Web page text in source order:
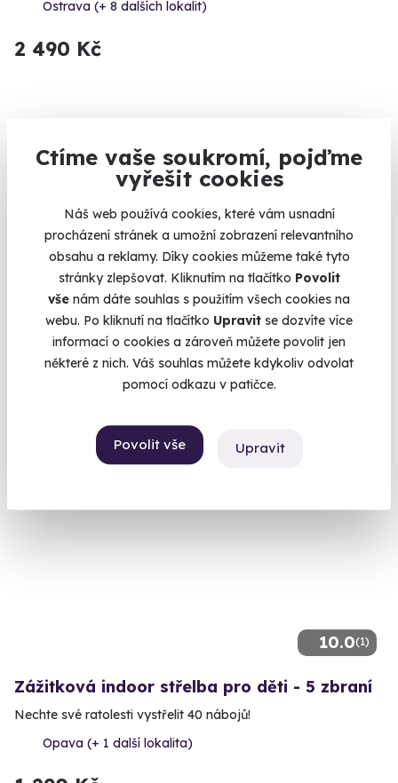
Ctíme vaše soukromí, pojďme
vyřešit cookies
Náš web používá cookies, které vám usnadní
procházení stránek a umožní zobrazení relevantního
obsahu a reklamy. Díky cookies můžeme také tyto
stránky zlepšovat. Kliknutím na tlačítko Povolit
vše nám dáte souhlas s použitím všech cookies na
webu. Po kliknutí na tlačítko Upravit se dozvíte více
informací o cookies a zároveň můžete povolit jen
některé z nich. Váš souhlas můžete kdykoliv odvolat
pomocí odkazu v patičce.
Povolit vše Upravit
Ostrava (+ 8 dalších lokalit)
2 490 Kč
9.6
Aromatická olejová masáž
Luxusní olejová péče od hlavy až k patě.
Ostrava (+ 10 dalších lokalit)
10.0(1)
Zážitková indoor střelba pro děti - 5 zbraní
Nechte své ratolesti vystřelit 40 nábojů!
Opava (+ 1 další lokalita)